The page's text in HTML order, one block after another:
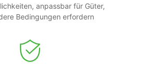
anpassbar für Güter,
Bedingungen erfordern